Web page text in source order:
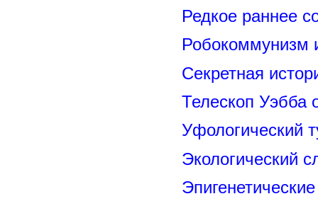
Редкое раннее
Секретная
Телескоп Уэбба
Уфологический
Экологический